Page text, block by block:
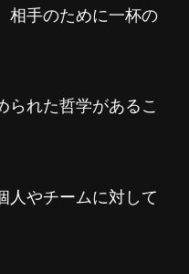
相手のために一杯の
られた哲学があるこ
人やチームに対して